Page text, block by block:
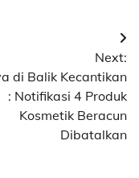
Next:
di Balik Kecantikan
: Notifikasi 4 Produk
Kosmetik Beracun
Dibatalkan